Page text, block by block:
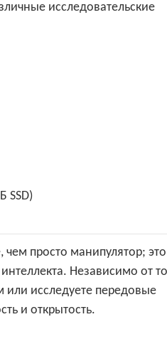
исследовательские
SSD)
просто манипулятор; это
Независимо от
исследуете передовые
и открытость.